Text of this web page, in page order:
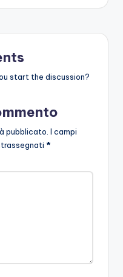
start the discussion?
pubblicato. I campi
*